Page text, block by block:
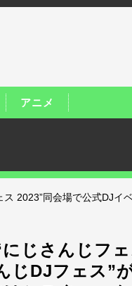
アニメ
ス 2023”同会場で公式DJイ
にじさんじフ
じDJフェス”